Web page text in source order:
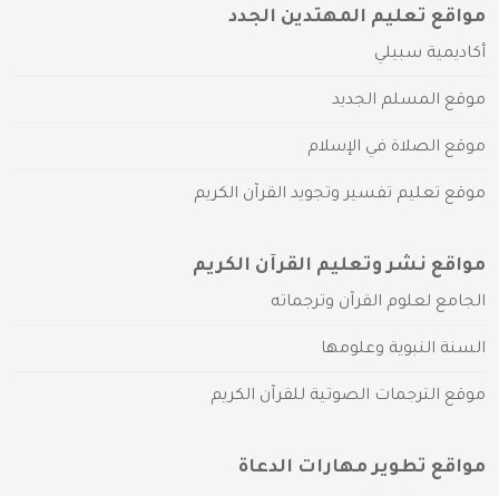
مواقع تعليم المهتدين الجدد
أكاديمية سبيلي
موقع المسلم الجديد
موقع الصلاة في الإسلام
موقع تعليم تفسير وتجويد القرآن الكريم
مواقع نشر وتعليم القرآن الكريم
الجامع لعلوم القرآن وترجماته
السنة النبوية وعلومها
موقع الترجمات الصوتية للقرآن الكريم
مواقع تطوير مهارات الدعاة